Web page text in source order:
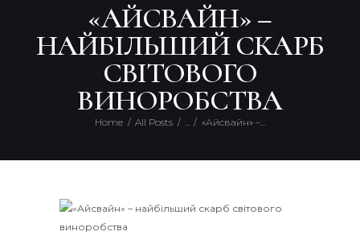
«АЙСВАЙН» –
НАЙБІЛЬШИЙ СКАРБ
СВІТОВОГО
ВИНОРОБСТВА
Home All Posts ... «Айсвайн» –...
КОНТАКТИ
UKRAINIAN